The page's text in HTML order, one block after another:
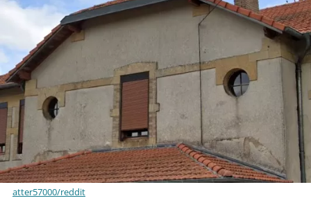
atter57000/reddit